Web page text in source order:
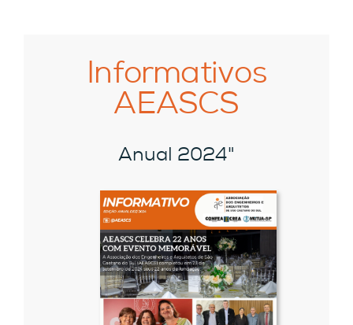
Informativos
AEASCS
Anual 2024"